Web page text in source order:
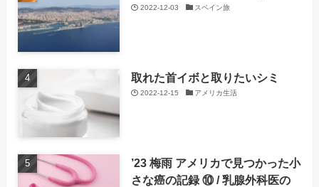
2022-12-03 スペイン旅
取れた首イボと取りたいシミ
2022-12-15 アメリカ生活
’23 梅雨 アメリカで見つかった小
さな癌の記録 ⑩ / 乳腺外科医の